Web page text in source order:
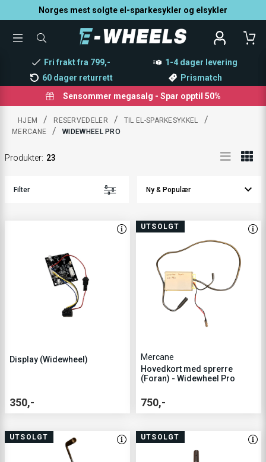
Norges mest solgte el-sparkesykler og elsykler
TOGGLESØK
KATEGORI,
Fri frakt fra 799,-
1-4 dager levering
60 dager returrett
Prismatch
Sensommer megasalg - Spar opptil 50%
HJEM / RESERVEDELER / TIL EL-SPARKESYKKEL /
MERCANE / WIDEWHEEL PRO
Produkter: 23
Filter
Display (Widewheel)
350,-
UTSOLGT
Mercane
Hovedkort med sprerre
(Foran) - Widewheel Pro
750,-
UTSOLGT UTSOLGT